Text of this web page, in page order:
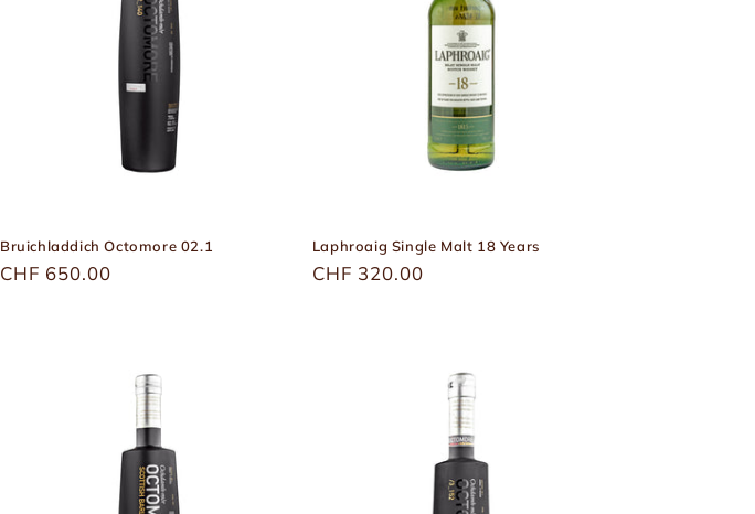
Bruichladdich Octomore 02.1
Üblicher
CHF 650.00
Laphroaig Single Malt 18 Years
Üblicher
CHF 320.00